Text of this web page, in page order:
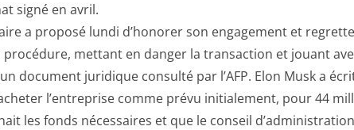
signé en avril.
a proposé lundi d’honorer son engagement et
mettant en danger la transaction et jouant
document juridique consulté par l’AFP. Elon Musk a
l’entreprise comme prévu initialement, pour 44
les fonds nécessaires et que le conseil d’administration